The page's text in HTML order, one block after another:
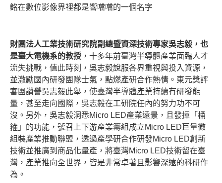
銘在數位影像界裡都是響噹噹的一個名字
財團法人工業技術研究院副總暨資深技術專家吳志毅，也
是臺大電機系的教授 ，十多年前臺灣半導體產業面臨人才
流失挑戰，值此時刻，吳志毅說服各界重視與投入資源，
並激勵國內研發團隊士氣，點燃產研合作熱情。東元獎評
審團讚譽吳志毅此舉，使臺灣半導體產業持續有研發能
量，甚至走向國際，吳志毅在工研院任內的努力功不可
沒。另外，吳志毅洞悉Micro LED產業遠景，且發揮「桶
箍」的功能，號召上下游產業籌組成立Micro LED巨量微
組裝產業推動聯盟，透過產學研合作研發Micro LED創新
技術並推廣到商品化量產，將臺灣Micro LED技術留在臺
灣，產業推向全世界，皆是非常卓著且影響深遠的科研作
為。